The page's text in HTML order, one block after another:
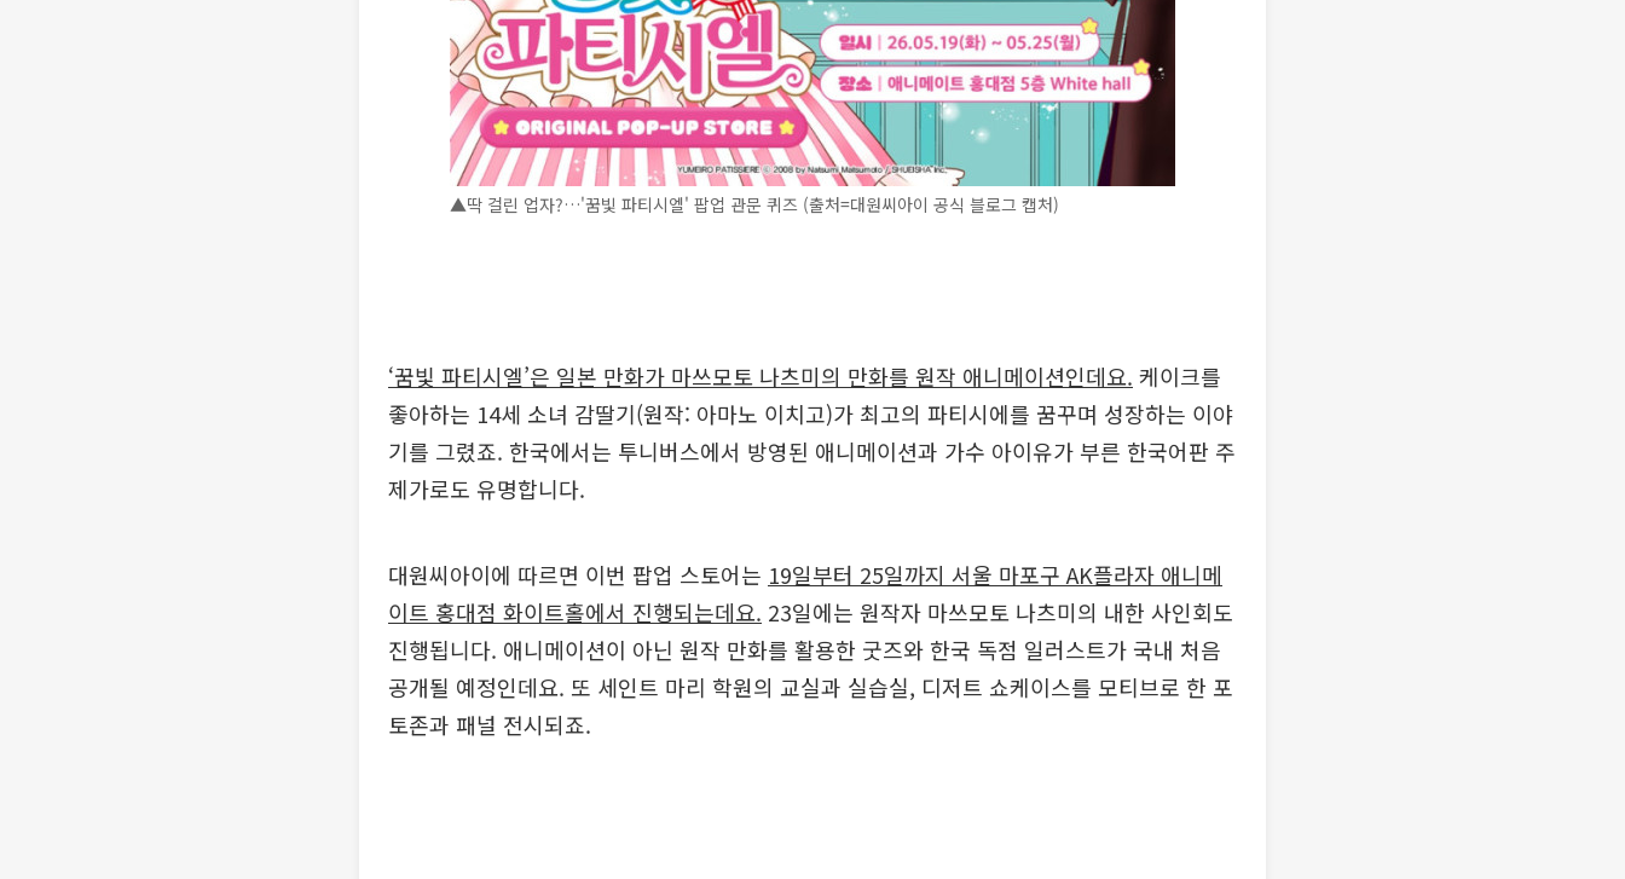
▲딱 걸린 업자?…'꿈빛 파티시엘' 팝업 관문 퀴즈 (출처=대원씨아이 공식 블로그 캡처)
‘꿈빛 파티시엘’은 일본 만화가 마쓰모토 나츠미의 만화를 원작 애니메이션인데요. 케이크를
좋아하는 14세 소녀 감딸기(원작: 아마노 이치고)가 최고의 파티시에를 꿈꾸며 성장하는 이야
기를 그렸죠. 한국에서는 투니버스에서 방영된 애니메이션과 가수 아이유가 부른 한국어판 주
제가로도 유명합니다.
대원씨아이에 따르면 이번 팝업 스토어는 19일부터 25일까지 서울 마포구 AK플라자 애니메
이트 홍대점 화이트홀에서 진행되는데요. 23일에는 원작자 마쓰모토 나츠미의 내한 사인회도
진행됩니다. 애니메이션이 아닌 원작 만화를 활용한 굿즈와 한국 독점 일러스트가 국내 처음
공개될 예정인데요. 또 세인트 마리 학원의 교실과 실습실, 디저트 쇼케이스를 모티브로 한 포
토존과 패널 전시되죠.